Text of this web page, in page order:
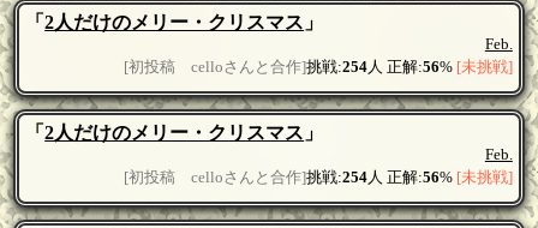
「2人だけのメリー・クリスマス 」
Feb.
挑戦:254人 正解:56% [未挑戦]
[初投稿 celloさんと合作]
「2人だけのメリー・クリスマス 」
Feb.
挑戦:254人 正解:56% [未挑戦]
[初投稿 celloさんと合作]